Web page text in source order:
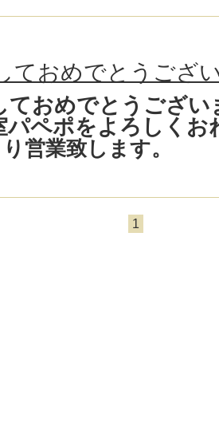
ておめでとうござ
ておめでとうござい
パペポをよろしくお
営業致します。
1